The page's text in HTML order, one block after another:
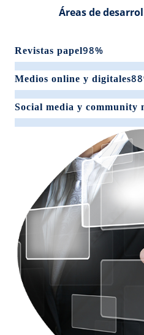
Áreas de
Revistas papel98%
Medios online y digitales
Social media y community